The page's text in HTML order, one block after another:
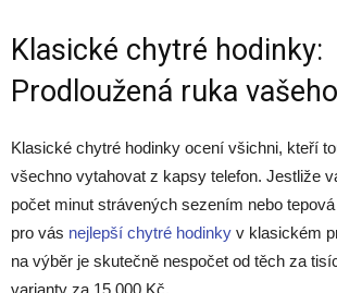
Klasické chytré hodinky:
Prodloužená ruka
Klasické chytré hodinky ocení všichni, kteří
všechno vytahovat z kapsy telefon. Jestliže
počet minut strávených sezením nebo
pro vás nejlepší chytré hodinky v klasickém
na výběr je skutečně nespočet od těch za
varianty za 15 000 Kč.